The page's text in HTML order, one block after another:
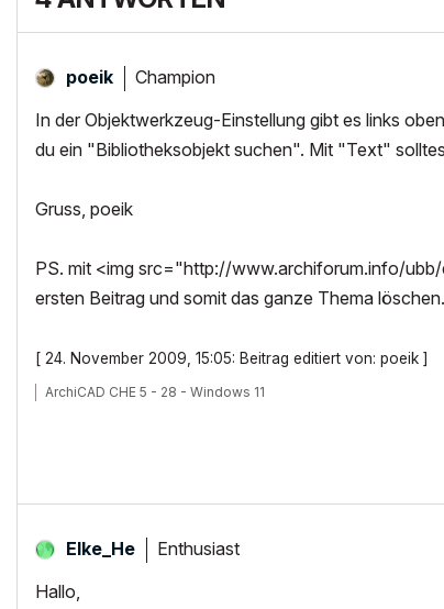
poeik Champion
In der Objektwerkzeug-Einstellung gibt es links
du ein "Bibliotheksobjekt suchen". Mit "Text"
Gruss, poeik
PS. mit <img src="http://www.archiforum.info/
ersten Beitrag und somit das ganze Thema löschen.
[ 24. November 2009, 15:05: Beitrag editiert von: poeik ]
ArchiCAD CHE 5 - 28 - Windows 11
Elke_He Enthusiast
Hallo,